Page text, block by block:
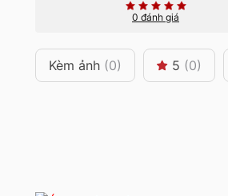
0 đánh giá
Kèm ảnh (0) 5 (0)